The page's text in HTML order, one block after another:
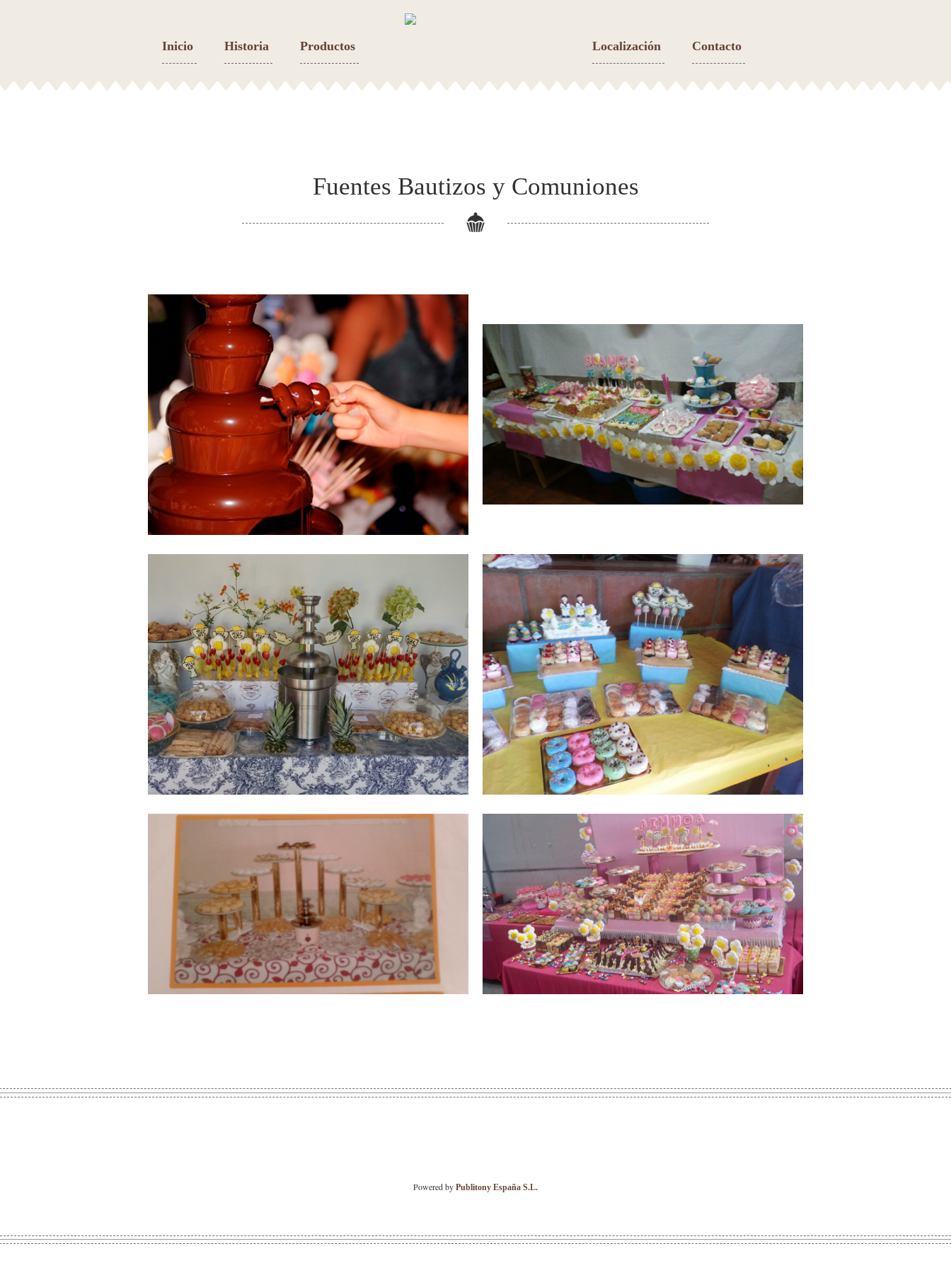
Inicio Historia Productos Localización Contacto
Fuentes Bautizos y Comuniones
Powered by Publitony España S.L.